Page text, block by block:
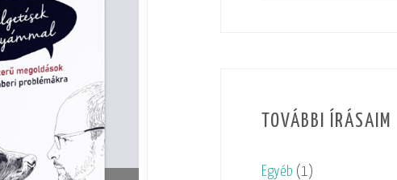
TOVÁBBI ÍRÁSAIM
Egyéb (1)